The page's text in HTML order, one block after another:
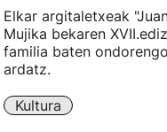
Elkar argitaletxeak
Mujika bekaren
familia baten
ardatz.
Kultura